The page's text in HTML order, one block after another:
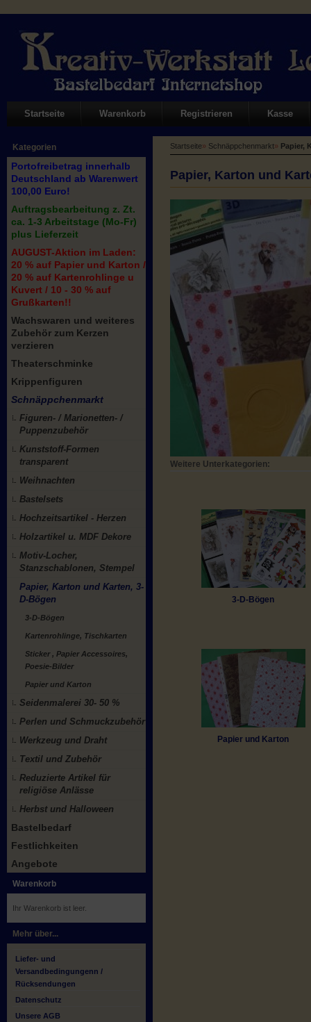
Startseite Warenkorb Registrieren Kasse
Kategorien
Portofreibetrag innerhalb
Deutschland ab Warenwert
100,00 Euro!
Auftragsbearbeitung z. Zt.
ca. 1-3 Arbeitstage (Mo-Fr)
plus Lieferzeit
AUGUST-Aktion im Laden:
20 % auf Papier und Karton /
20 % auf Kartenrohlinge u
Kuvert / 10 - 30 % auf
Grußkarten!!
Wachswaren und weiteres
Zubehör zum Kerzen
verzieren
Theaterschminke
Krippenfiguren
Schnäppchenmarkt
Figuren- / Marionetten- /
Puppenzubehör
Kunststoff-Formen
transparent
Weihnachten
Bastelsets
Hochzeitsartikel - Herzen
Holzartikel u. MDF Dekore
Motiv-Locher,
Stanzschablonen, Stempel
Papier, Karton und Karten, 3-
D-Bögen
3-D-Bögen
Kartenrohlinge, Tischkarten
Sticker , Papier Accessoires,
Poesie-Bilder
Papier und Karton
Seidenmalerei 30- 50 %
Perlen und Schmuckzubehör
Werkzeug und Draht
Textil und Zubehör
Reduzierte Artikel für
religiöse Anlässe
Herbst und Halloween
Bastelbedarf
Festlichkeiten
Angebote
Warenkorb
Ihr Warenkorb ist leer.
Mehr über...
Liefer- und
Versandbedingungenn /
Rücksendungen
Datenschutz
Unsere AGB
Startseite» Schnäppchenmarkt» Papier,
Papier, Karton und
Weitere Unterkategorien:
3-D-Bögen
Papier und Karton